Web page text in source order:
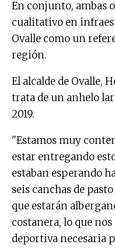
En conjunto, ambas
cualitativo en
Ovalle como un
región.
El alcalde de Ovalle,
trata de un anhelo
2019.
"Estamos muy
estar entregando
estaban esperando
seis canchas de
que estarán
costanera, lo que
deportiva necesaria